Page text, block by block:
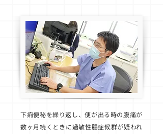
下痢便秘を繰り返し、便が出る時の腹痛が
数ヶ月続くときに過敏性腸症候群が疑われ